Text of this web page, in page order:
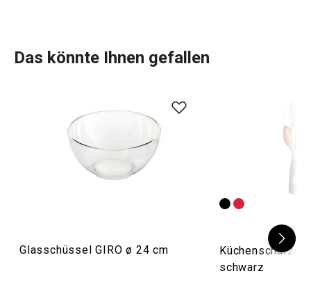
Das könnte Ihnen gefallen
Glasschüssel GIRO ø 24 cm
Küchenschürze
schwarz